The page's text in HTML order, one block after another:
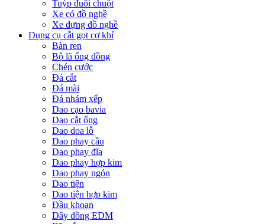
Tuýp đuôi chuột
Xe có đồ nghề
Xe đựng đồ nghề
Dụng cụ cắt gọt cơ khí
Bàn ren
Bộ lã ống đồng
Chén cước
Đá cắt
Đá mài
Đá nhám xếp
Dao cạo bavia
Dao cắt ống
Dao doa lỗ
Dao phay cầu
Dao phay đĩa
Dao phay hợp kim
Dao phay ngón
Dao tiện
Dao tiện hợp kim
Đầu khoan
Dây đồng EDM